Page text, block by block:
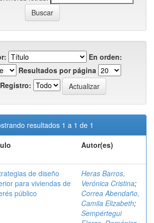
En orden:
Resultados por página
resultados 1 a 1 de 1
Autor(es)
de diseño
para viviendas de
público
Heras Barros,
Verónica Cristina;
Correa Abendaño,
Camila Elizabeth;
Sempértegui